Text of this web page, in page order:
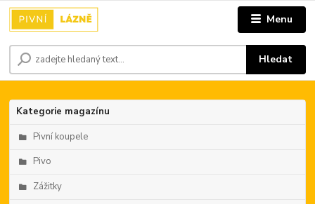
Menu
Hledat
Kategorie magazínu
Pivní koupele
Pivo
Zážitky